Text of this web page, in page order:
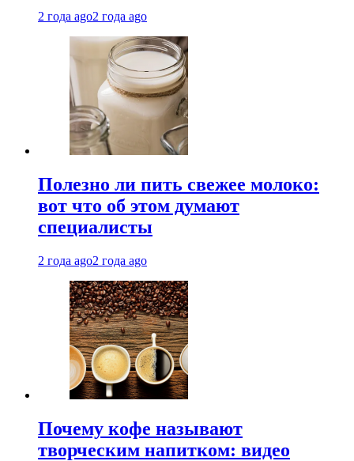
2 года ago2 года ago
Полезно ли пить свежее молоко:
вот что об этом думают
специалисты
2 года ago2 года ago
Почему кофе называют
творческим напитком: видео